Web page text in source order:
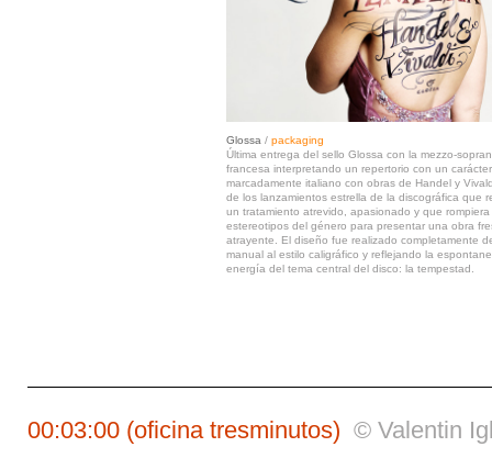
Glossa / packaging
Última entrega del sello Glossa con la mezzo-
francesa interpretando un repertorio con un carácter
marcadamente italiano con obras de Handel y
de los lanzamientos estrella de la discográfica que
un tratamiento atrevido, apasionado y que
estereotipos del género para presentar una obra
atrayente. El diseño fue realizado completamente
manual al estilo caligráfico y reflejando la
energía del tema central del disco: la tempestad.
00:03:00 (oficina tresminutos) © Valentin